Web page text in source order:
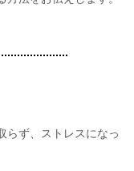
らず、ストレスになっ